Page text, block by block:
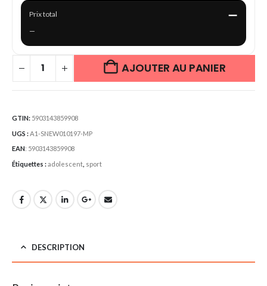
Prix total —
—
AJOUTER AU PANIER
GTIN: 5903143859908
UGS :A1-SNEW010197-MP
EAN: 5903143859908
Étiquettes :adolescent sport
DESCRIPTION